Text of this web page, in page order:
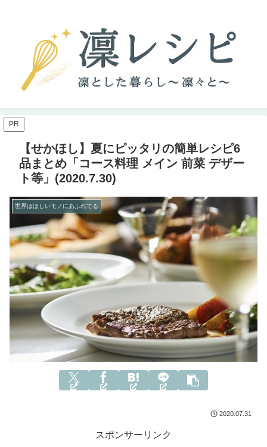
PR
【せかほし】夏にピッタリの簡単レシピ6
品まとめ「コース料理 メイン 前菜 デザー
ト等」(2020.7.30)
世界はほしいモノにあふれてる
2020.07.31
スポンサーリンク